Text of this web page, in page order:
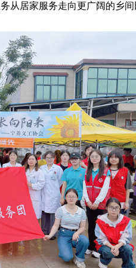
从居家服务走向更广阔的乡